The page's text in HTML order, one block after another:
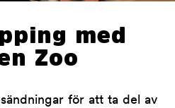
med
Zoo
för att ta del av